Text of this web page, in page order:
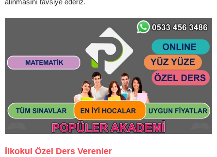
İlkokul Özel Ders Verenler